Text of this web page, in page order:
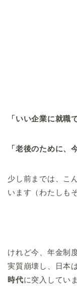
「いい企業に就職
「老後のために、
少し前までは、こ
います（わたしも
けれど今、年金制
実質崩壊し、日本
時代に突入してい